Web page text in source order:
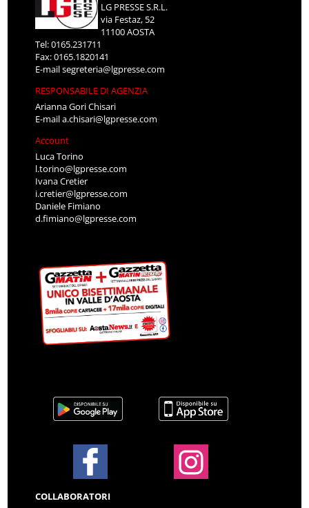
LG PRESSE S.R.L.
via Festaz, 52
11100 AOSTA
Tel: 0165.231711
Fax: 0165.1820141
E-mailsegreteria@lgpresse.com
RESPONSABILE DI AGENZIA
Arianna Gori Chisari
E-maila.chisari@lgpresse.com
Account
Luca Torino
l.torino@lgpresse.com
Ivana Cretier
i.cretier@lgpresse.com
Daniele Fimiano
d.fimiano@lgpresse.com
COLLABORATORI